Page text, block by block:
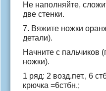
Не наполняйте,
две стенки.
7. Вяжите ножки
детали).
Начните с пальчиков
ножки).
1 ряд: 2 возд.пет., 6
крючка =6стбн.;